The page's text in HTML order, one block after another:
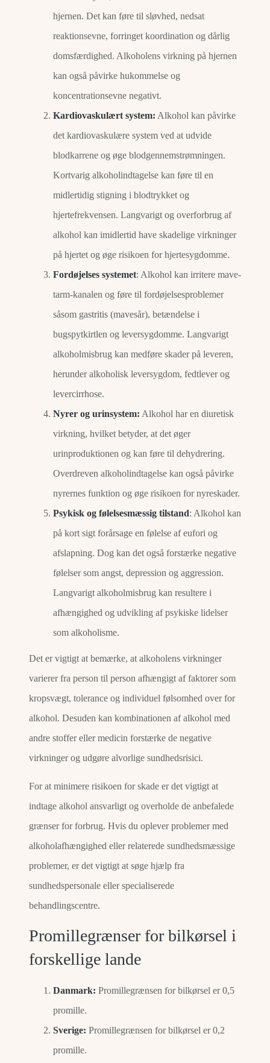
hjernen. Det kan føre til sløvhed, nedsat
reaktionsevne, forringet koordination og dårlig
domsfærdighed. Alkoholens virkning på hjernen
kan også påvirke hukommelse og
koncentrationsevne negativt.
Kardiovaskulært system: Alkohol kan påvirke
det kardiovaskulære system ved at udvide
blodkarrene og øge blodgennemstrømningen.
Kortvarig alkoholindtagelse kan føre til en
midlertidig stigning i blodtrykket og
hjertefrekvensen. Langvarigt og overforbrug af
alkohol kan imidlertid have skadelige virkninger
på hjertet og øge risikoen for hjertesygdomme.
Fordøjelses systemet: Alkohol kan irritere mave-
tarm-kanalen og føre til fordøjelsesproblemer
såsom gastritis (mavesår), betændelse i
bugspytkirtlen og leversygdomme. Langvarigt
alkoholmisbrug kan medføre skader på leveren,
herunder alkoholisk leversygdom, fedtlever og
levercirrhose.
Nyrer og urinsystem: Alkohol har en diuretisk
virkning, hvilket betyder, at det øger
urinproduktionen og kan føre til dehydrering.
Overdreven alkoholindtagelse kan også påvirke
nyrernes funktion og øge risikoen for nyreskader.
Psykisk og følelsesmæssig tilstand: Alkohol kan
på kort sigt forårsage en følelse af eufori og
afslapning. Dog kan det også forstærke negative
følelser som angst, depression og aggression.
Langvarigt alkoholmisbrug kan resultere i
afhængighed og udvikling af psykiske lidelser
som alkoholisme.
Det er vigtigt at bemærke, at alkoholens virkninger
varierer fra person til person afhængigt af faktorer som
kropsvægt, tolerance og individuel følsomhed over for
alkohol. Desuden kan kombinationen af alkohol med
andre stoffer eller medicin forstærke de negative
virkninger og udgøre alvorlige sundhedsrisici.
For at minimere risikoen for skade er det vigtigt at
indtage alkohol ansvarligt og overholde de anbefalede
grænser for forbrug. Hvis du oplever problemer med
alkoholafhængighed eller relaterede sundhedsmæssige
problemer, er det vigtigt at søge hjælp fra
sundhedspersonale eller specialiserede
behandlingscentre.
Promillegrænser for bilkørsel i
forskellige lande
Danmark: Promillegrænsen for bilkørsel er 0,5
promille.
Sverige: Promillegrænsen for bilkørsel er 0,2
promille.